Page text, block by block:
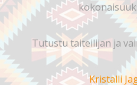
Tutustu taiteilijan ja
Kristalli